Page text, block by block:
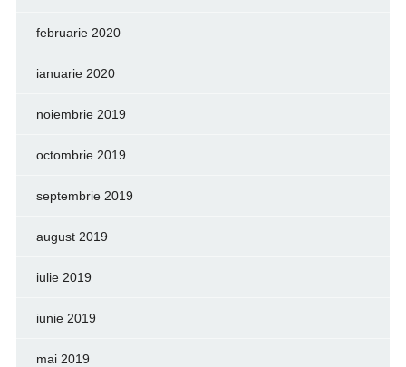
februarie 2020
ianuarie 2020
noiembrie 2019
octombrie 2019
septembrie 2019
august 2019
iulie 2019
iunie 2019
mai 2019